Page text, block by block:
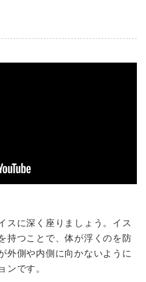
スに深く座りましょう。イス
持つことで、体が浮くのを防
外側や内側に向かないように
ンです。